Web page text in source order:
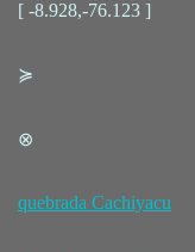
[ -8.928,-76.123 ]
≽
⊗
quebrada Cachiyacu